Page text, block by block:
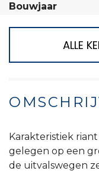
Bouwjaar
ALLE
Karakteristiek
gelegen op een
de uitvalswegen